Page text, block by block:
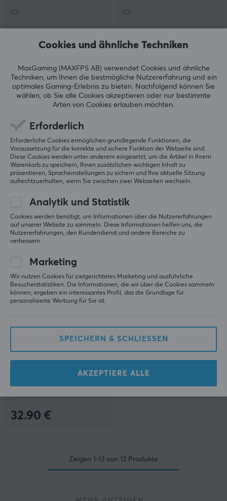
(0) (0)
Phantum
Alpha Gaming Mauspad
XL - Weiß
32.90 €
Phantum
Alpha Gaming Mauspad
XL - Schwarz
(0)
32.90 €
32.90 €
Zeigen 1-13 von 13 Produkte
Cookies und ähnliche Techniken
MaxGaming (MAXFPS AB) verwendet Cookies und ähnliche
Techniken, um Ihnen die bestmögliche Nutzererfahrung und ein
optimales Gaming-Erlebnis zu bieten.
Nachfolgend können Sie
wählen, ob Sie alle Cookies akzeptieren oder nur bestimmte
Arten von Cookies erlauben möchten.
Erforderlich
Erforderliche Cookies ermöglichen grundlegende Funktionen, die
Voraussetzung für die korrekte und sichere Funktion der Webseite sind.
Diese Cookies werden unter anderem eingesetzt, um die Artikel in Ihrem
Warenkorb zu speichern, Ihnen zusätzlichen wichtigen Inhalt zu
präsentieren, Spracheinstellungen zu sichern und Ihre aktuelle Sitzung
aufrechtzuerhalten, wenn Sie zwischen zwei Webseiten wechseln.
Analytik und Statistik
Cookies werden benötigt, um Informationen über die Nutzererfahrungen
auf unserer Website zu sammeln. Diese Informationen helfen uns, die
Nutzererfahrungen, den Kundendienst und andere Bereiche zu
verbessern.
Marketing
Wir nutzen Cookies für zielgerichtetes Marketing und ausführliche
Besucherstatistiken. Die Informationen, die wir über die Cookies sammeln
können, ergeben ein interessantes Profil, das die Grundlage für
personalisierte Werbung für Sie ist.
SPEICHERN & SCHLIESSEN
AKZEPTIERE ALLE